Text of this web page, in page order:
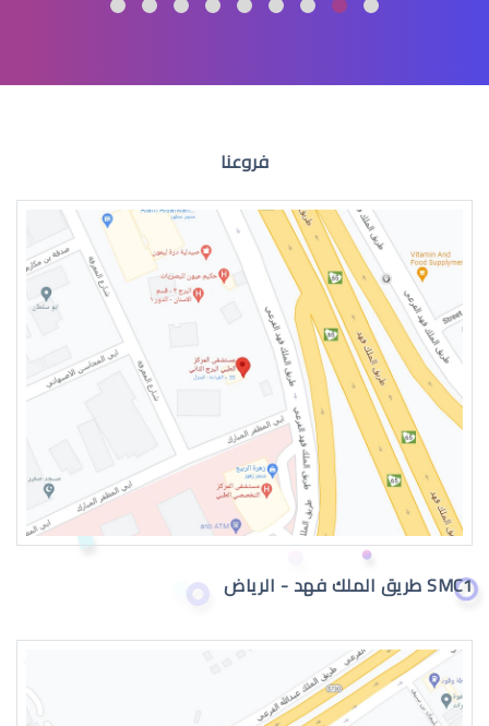
طبيب عيون اطفال في الرياض
دكتور عيون
دكتور عيون واتس اب
فروعنا
SMC1 طريق الملك فهد - الرياض